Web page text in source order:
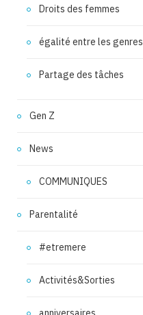
Droits des femmes
égalité entre les genres
Partage des tâches
Gen Z
News
COMMUNIQUES
Parentalité
#etremere
Activités&Sorties